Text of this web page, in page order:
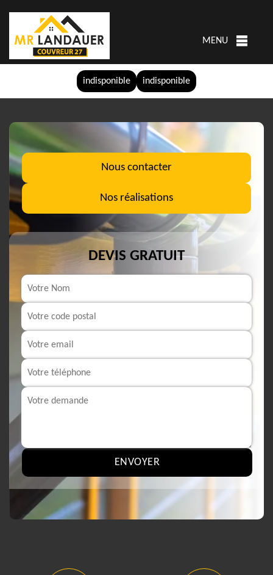
indisponible indisponible
MENU
Nous contacter
Nos réalisations
DEVIS GRATUIT